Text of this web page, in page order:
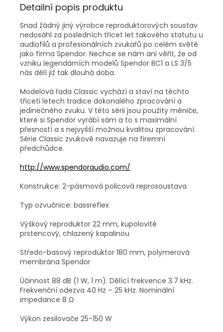
Detailní popis produktu
Snad žádný jiný výrobce reproduktorových soustav
nedosáhl za posledních třicet let takového statutu u
audiofilů a profesionálních zvukařů po celém světě
jako firma Spendor. Nechce se nám ani věřit, že od
vzniku legendárních modelů Spendor BC1 a LS 3/5
nás dělí již tak dlouhá doba.
Modelová řada Classic vychází a staví na těchto
třiceti letech tradice dokonalého zpracování a
jedinečného zvuku. V této sérii jsou použity měniče,
které si Spendor vyrábí sám a to s maximální
přesností a s nejvyšší možnou kvalitou zpracování.
Série Classic zvukově navazuje na firemní
předchůdce.
http://www.spendoraudio.com/
Konstrukce: 2-pásmová policová reprosoustava
Typ ozvučnice: bassreflex
Výškový reproduktor 22 mm, kupolovitě
prstencový, chlazený kapalinou
Středo-basový reproduktor 180 mm, polymerová
membrána Spendor
Účinnost 88 dB (1 W, 1 m). Dělící frekvence 3.7 kHz.
Frekvenční odezva 40 Hz – 25 kHz. Nominální
impedance 8 Ω
Výkon zesilovače 25-150 W